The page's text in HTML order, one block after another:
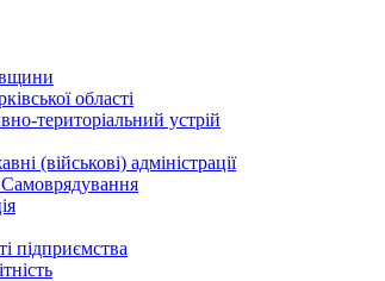
області
територіальний устрій
(військові) адміністрації
підприємства